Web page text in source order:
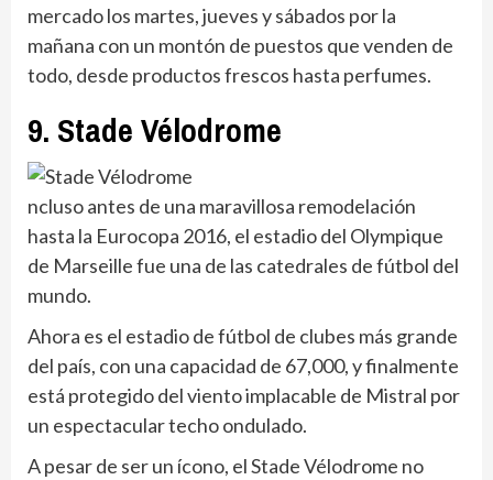
mercado los martes, jueves y sábados por la
mañana con un montón de puestos que venden de
todo, desde productos frescos hasta perfumes.
9. Stade Vélodrome
ncluso antes de una maravillosa remodelación
hasta la Eurocopa 2016, el estadio del Olympique
de Marseille fue una de las catedrales de fútbol del
mundo.
Ahora es el estadio de fútbol de clubes más grande
del país, con una capacidad de 67,000, y finalmente
está protegido del viento implacable de Mistral por
un espectacular techo ondulado.
A pesar de ser un ícono, el Stade Vélodrome no